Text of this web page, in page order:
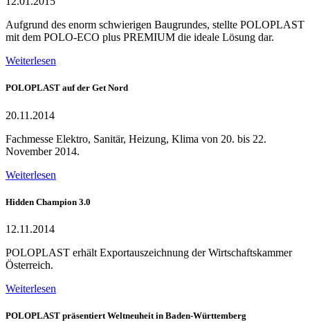
Aufgrund des enorm schwierigen Baugrundes, stellte POLOPLAST
mit dem POLO-ECO plus PREMIUM die ideale Lösung dar.
Weiterlesen
POLOPLAST auf der Get Nord
20.11.2014
Fachmesse Elektro, Sanitär, Heizung, Klima von 20. bis 22.
November 2014.
Weiterlesen
Hidden Champion 3.0
12.11.2014
POLOPLAST erhält Exportauszeichnung der Wirtschaftskammer
Österreich.
Weiterlesen
POLOPLAST präsentiert Weltneuheit in Baden-Württemberg